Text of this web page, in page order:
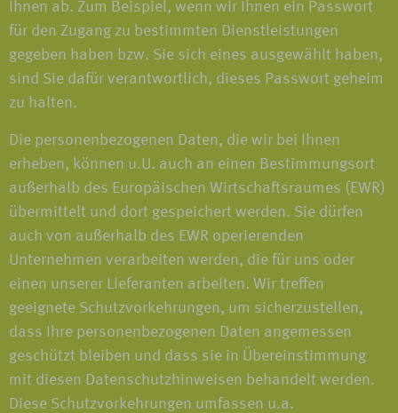
Ihnen ab. Zum Beispiel, wenn wir Ihnen ein Passwort
für den Zugang zu bestimmten Dienstleistungen
gegeben haben bzw. Sie sich eines ausgewählt haben,
sind Sie dafür verantwortlich, dieses Passwort geheim
zu halten.
Die personenbezogenen Daten, die wir bei Ihnen
erheben, können u.U. auch an einen Bestimmungsort
außerhalb des Europäischen Wirtschaftsraumes (EWR)
übermittelt und dort gespeichert werden. Sie dürfen
auch von außerhalb des EWR operierenden
Unternehmen verarbeiten werden, die für uns oder
einen unserer Lieferanten arbeiten. Wir treffen
geeignete Schutzvorkehrungen, um sicherzustellen,
dass Ihre personenbezogenen Daten angemessen
geschützt bleiben und dass sie in Übereinstimmung
mit diesen Datenschutzhinweisen behandelt werden.
Diese Schutzvorkehrungen umfassen u.a.